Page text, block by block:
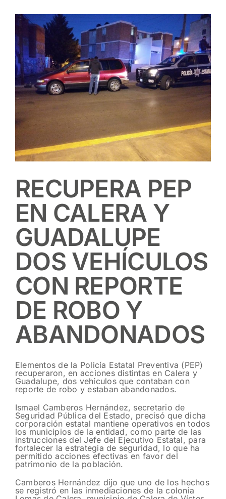
View
Larger
Image
RECUPERA PEP
EN CALERA Y
GUADALUPE
DOS VEHÍCULOS
CON REPORTE
DE ROBO Y
ABANDONADOS
Elementos de la Policía Estatal Preventiva (PEP)
recuperaron, en acciones distintas en Calera y
Guadalupe, dos vehículos que contaban con
reporte de robo y estaban abandonados.
Ismael Camberos Hernández, secretario de
Seguridad Pública del Estado, precisó que dicha
corporación estatal mantiene operativos en todos
los municipios de la entidad, como parte de las
instrucciones del Jefe del Ejecutivo Estatal, para
fortalecer la estrategia de seguridad, lo que ha
permitido acciones efectivas en favor del
patrimonio de la población.
Camberos Hernández dijo que uno de los hechos
se registró en las inmediaciones de la colonia